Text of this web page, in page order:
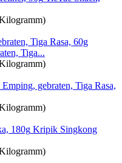
Tiga...
Emping, gebraten, Tiga Rasa,
Kripik Singkong